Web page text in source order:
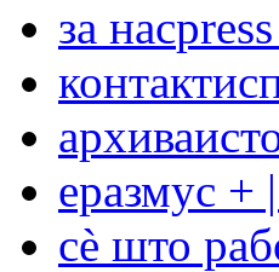
за нас
контакт
архива
еразмус +
сѐ што